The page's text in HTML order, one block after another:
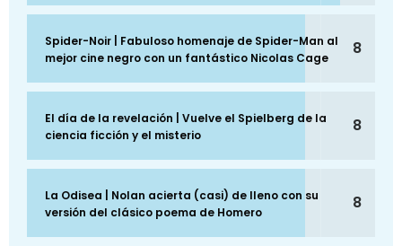
Spider-Noir | Fabuloso homenaje de Spider-Man al
mejor cine negro con un fantástico Nicolas Cage
8
El día de la revelación | Vuelve el Spielberg de la
ciencia ficción y el misterio
8
La Odisea | Nolan acierta (casi) de lleno con su
versión del clásico poema de Homero
8